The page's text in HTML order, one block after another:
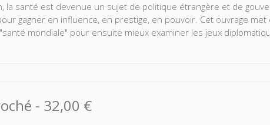
la santé est devenue un sujet de politique étrangère et de
gagner en influence, en prestige, en pouvoir. Cet ouvrage
mondiale" pour ensuite mieux examiner les jeux
- 32,00 €